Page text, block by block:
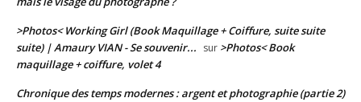
>Photos< Working Girl (Book Maquillage + Coiffure, suite suite
suite) | Amaury VIAN - Se souvenir... sur >Photos< Book
maquillage + coiffure, volet 4
Chronique des temps modernes : argent et photographie (partie 2)